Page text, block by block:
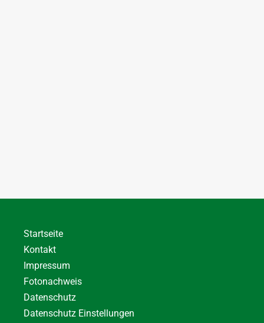
Startseite
Kontakt
Impressum
Fotonachweis
Datenschutz
Datenschutz Einstellungen